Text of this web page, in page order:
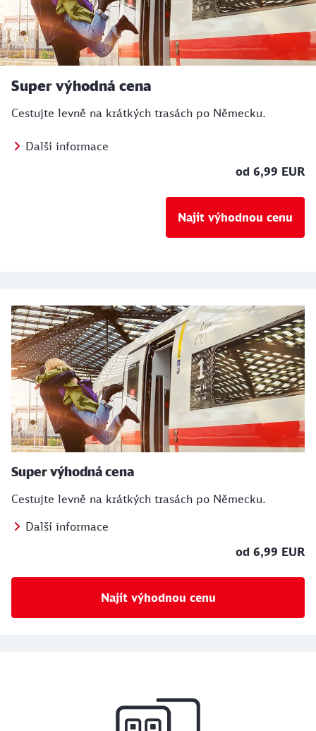
Super výhodná cena
Cestujte levně na krátkých trasách po Německu.
Další informace
od 6,99 EUR
Najít výhodnou cenu
Super výhodná cena
Cestujte levně na krátkých trasách po Německu.
Další informace
od 6,99 EUR
Najít výhodnou cenu